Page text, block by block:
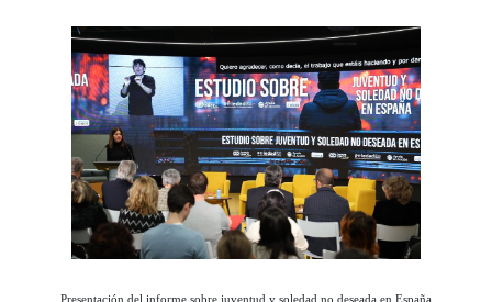
Presentación del informe sobre juventud y soledad no deseada en España